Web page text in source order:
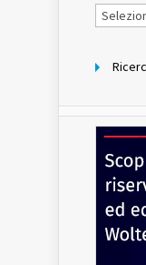
Notizie
per